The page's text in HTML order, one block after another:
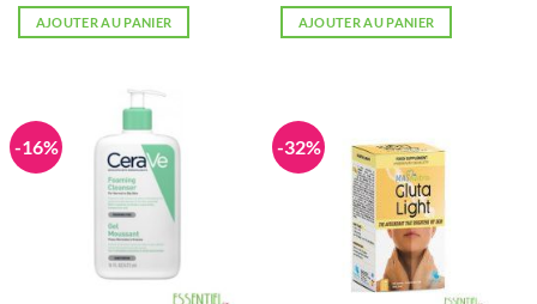
initial
était :
actuel
AJOUTER AU PANIER AJOUTER AU PANIER
-16% -32%